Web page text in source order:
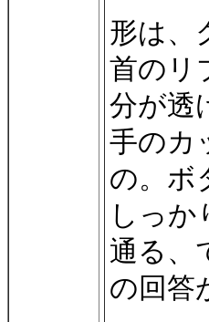
形は、
首のリ
分が透
手のカ
の。ボ
しっ
通る、
の回答